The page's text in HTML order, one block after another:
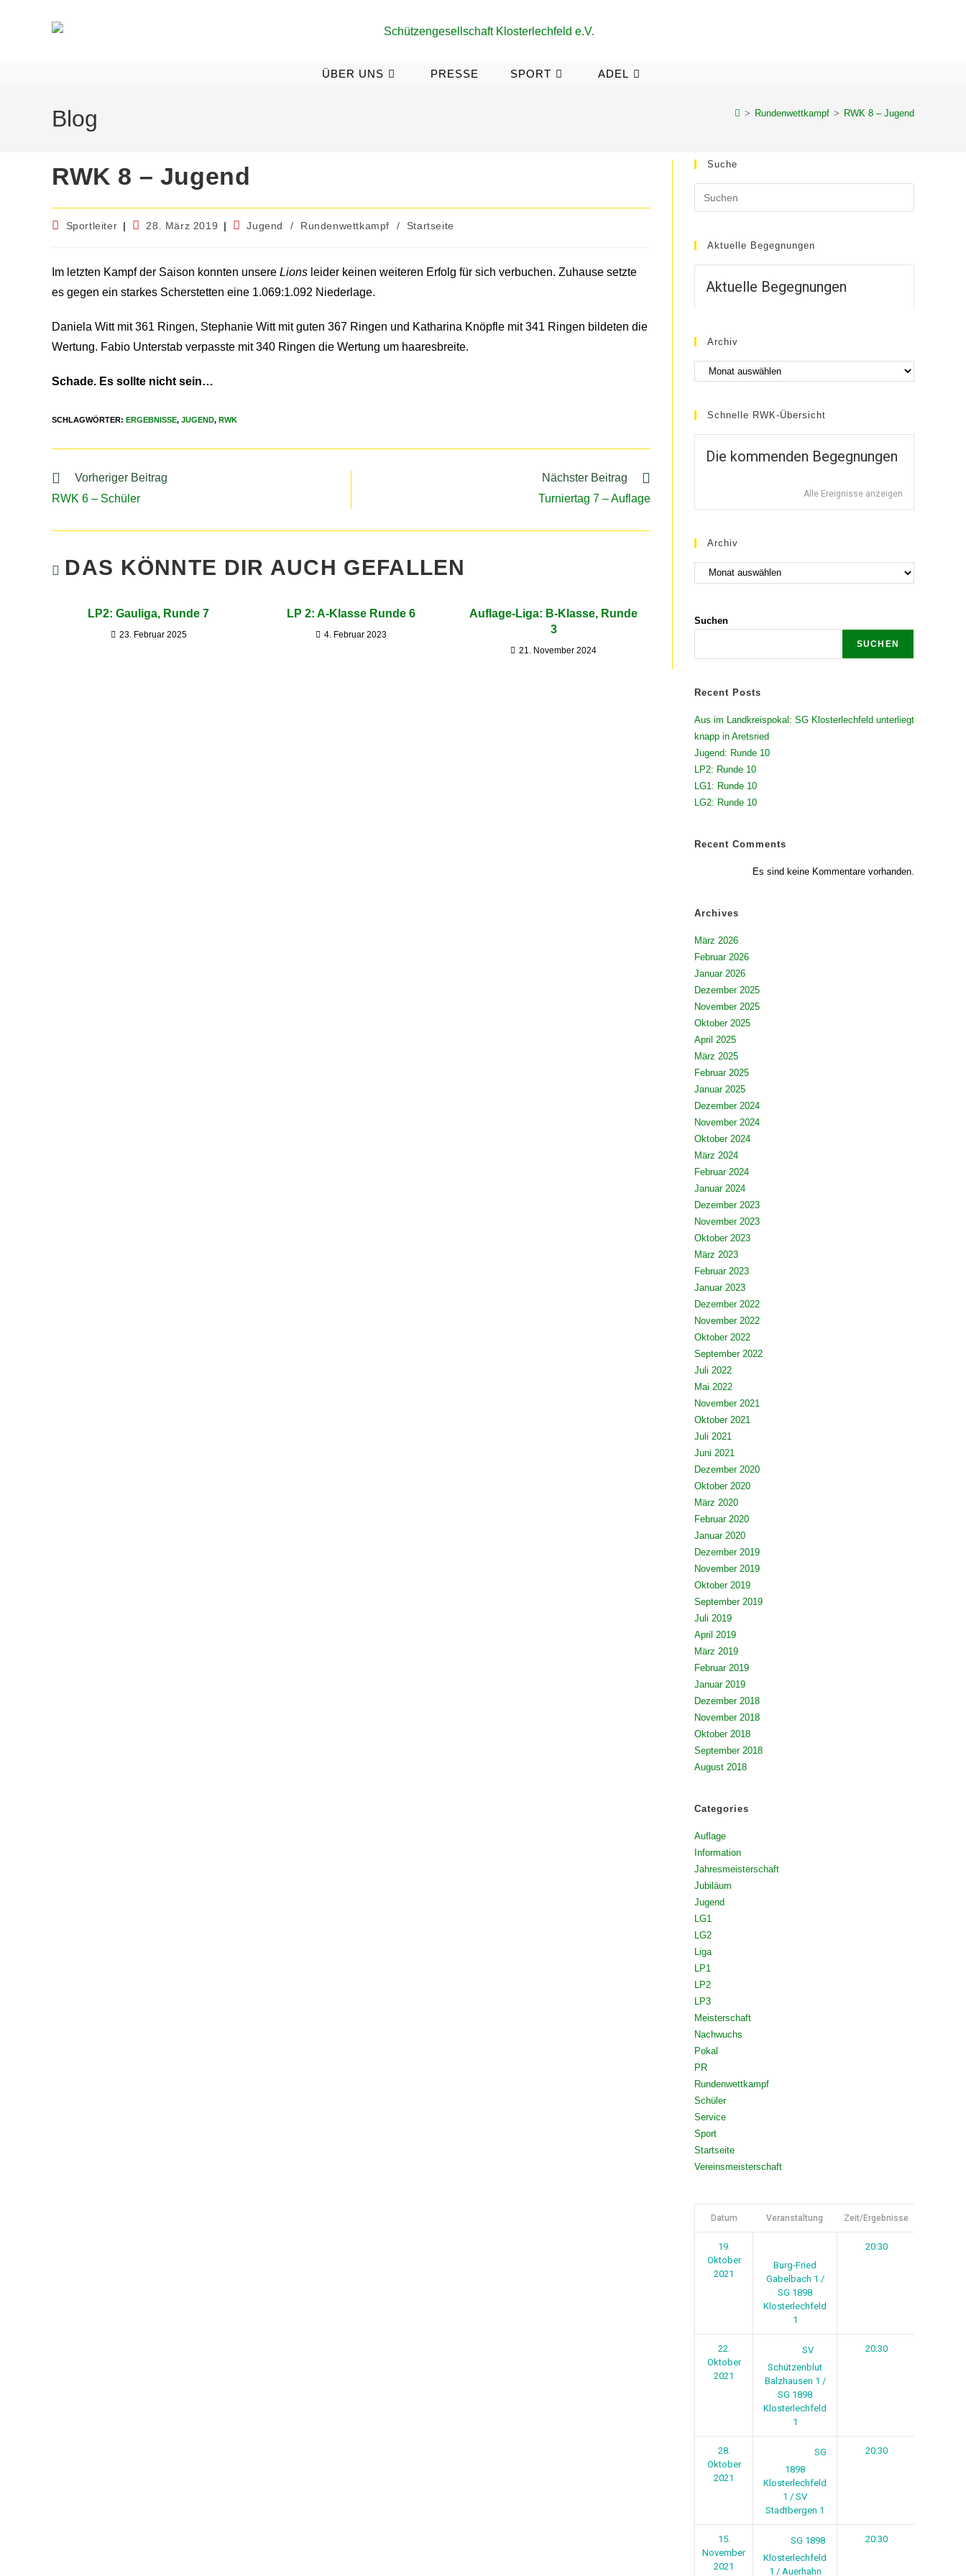
ÜBER UNS PRESSE SPORT ADEL
Blog > Rundenwettkampf > RWK 8 – Jugend
RWK 8 – Jugend
Sportleiter 28. März 2019 Jugend / Rundenwettkampf / Startseite
Im letzten Kampf der Saison konnten unsere Lions leider keinen weiteren Erfolg für sich verbuchen. Zuhause setzte
es gegen ein starkes Scherstetten eine 1.069:1.092 Niederlage.
Daniela Witt mit 361 Ringen, Stephanie Witt mit guten 367 Ringen und Katharina Knöpfle mit 341 Ringen bildeten die
Wertung. Fabio Unterstab verpasste mit 340 Ringen die Wertung um haaresbreite.
Schade. Es sollte nicht sein…
SCHLAGWÖRTER: ERGEBNISSE, JUGEND, RWK
Vorheriger Beitrag
RWK 6 – Schüler
Nächster Beitrag
Turniertag 7 – Auflage
DAS KÖNNTE DIR AUCH GEFALLEN
LP2: Gauliga, Runde 7
23. Februar 2025
LP 2: A-Klasse Runde 6
4. Februar 2023
Auflage-Liga: B-Klasse, Runde
3
21. November 2024
Suche
Aktuelle Begegnungen
Aktuelle Begegnungen
Archiv
Schnelle RWK-Übersicht
Die kommenden Begegnungen
Alle Ereignisse anzeigen
Archiv
Suchen
SUCHEN
Recent Posts
Aus im Landkreispokal: SG Klosterlechfeld unterliegt
knapp in Aretsried
Jugend: Runde 10
LP2: Runde 10
LG1: Runde 10
LG2: Runde 10
Recent Comments
Es sind keine Kommentare vorhanden.
Archives
März 2026
Februar 2026
Januar 2026
Dezember 2025
November 2025
Oktober 2025
April 2025
März 2025
Februar 2025
Januar 2025
Dezember 2024
November 2024
Oktober 2024
März 2024
Februar 2024
Januar 2024
Dezember 2023
November 2023
Oktober 2023
März 2023
Februar 2023
Januar 2023
Dezember 2022
November 2022
Oktober 2022
September 2022
Juli 2022
Mai 2022
November 2021
Oktober 2021
Juli 2021
Juni 2021
Dezember 2020
Oktober 2020
März 2020
Februar 2020
Januar 2020
Dezember 2019
November 2019
Oktober 2019
September 2019
Juli 2019
April 2019
März 2019
Februar 2019
Januar 2019
Dezember 2018
November 2018
Oktober 2018
September 2018
August 2018
Categories
Auflage
Information
Jahresmeisterschaft
Jubiläum
Jugend
LG1
LG2
Liga
LP1
LP2
LP3
Meisterschaft
Nachwuchs
Pokal
PR
Rundenwettkampf
Schüler
Service
Sport
Startseite
Vereinsmeisterschaft
Datum Veranstaltung Zeit/Ergebnisse
19.
Oktober
2021
Burg-Fried
Gabelbach 1 /
SG 1898
Klosterlechfeld
1
20:30
22.
Oktober
2021
SV
Schützenblut
Balzhausen 1 /
SG 1898
Klosterlechfeld
1
20:30
28.
Oktober
2021
SG
1898
Klosterlechfeld
1 / SV
Stadtbergen 1
20:30
15.
November
2021
SG 1898
Klosterlechfeld
1 / Auerhahn
20:30